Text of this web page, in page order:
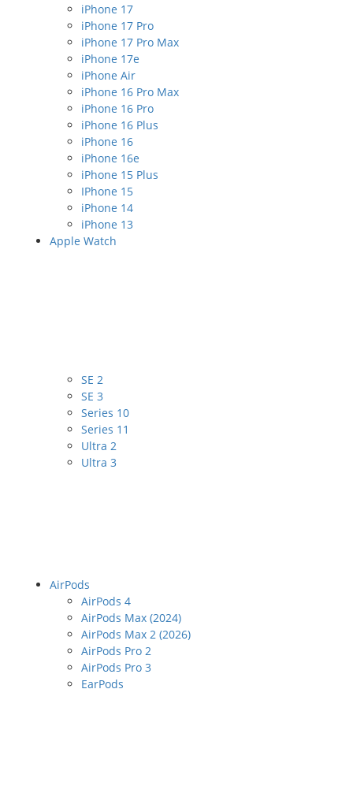
iPhone 17
iPhone 17 Pro
iPhone 17 Pro Max
iPhone 17e
iPhone Air
iPhone 16 Pro Max
iPhone 16 Pro
iPhone 16 Plus
iPhone 16
iPhone 16e
iPhone 15 Plus
IPhone 15
iPhone 14
iPhone 13
Apple Watch
SE 2
SE 3
Series 10
Series 11
Ultra 2
Ultra 3
AirPods
AirPods 4
AirPods Max (2024)
AirPods Max 2 (2026)
AirPods Pro 2
AirPods Pro 3
EarPods